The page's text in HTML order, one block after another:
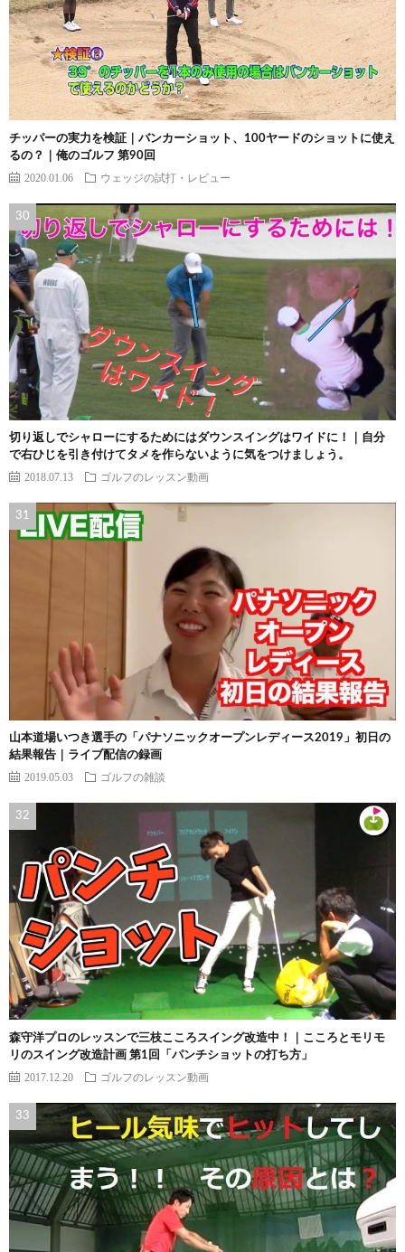
チッパーの実力を検証｜バンカーショット、100ヤードのショットに使え
るの？｜俺のゴルフ 第90回
2020.01.06 ウェッジの試打・レビュー
切り返しでシャローにするためにはダウンスイングはワイドに！｜自分
で右ひじを引き付けてタメを作らないように気をつけましょう。
2018.07.13 ゴルフのレッスン動画
山本道場いつき選手の「パナソニックオープンレディース2019」初日の
結果報告｜ライブ配信の録画
2019.05.03 ゴルフの雑談
森守洋プロのレッスンで三枝こころスイング改造中！｜こころとモリモ
リのスイング改造計画 第1回「パンチショットの打ち方」
2017.12.20 ゴルフのレッスン動画